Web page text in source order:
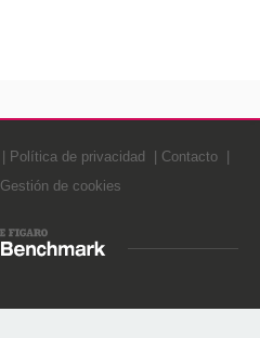
Política de privacidad
Contacto
Gestión de cookies